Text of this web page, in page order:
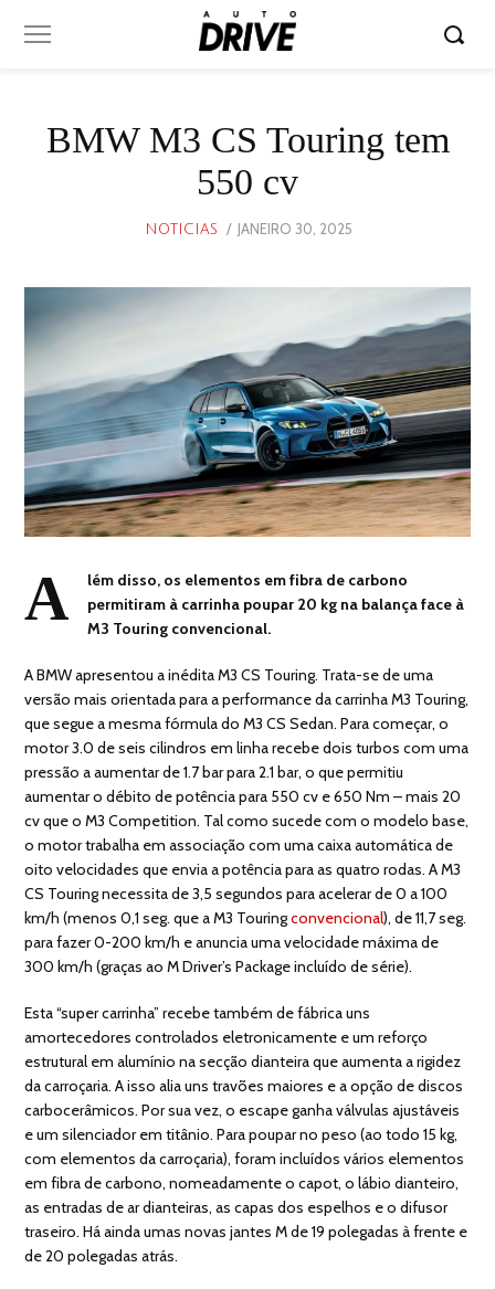
BMW M3 CS Touring tem
550 cv
NOTICIAS
POSTED
JANEIRO 30, 2025
A
lém disso, os elementos em fibra de carbono
permitiram à carrinha poupar 20 kg na balança face à
M3 Touring convencional.
A BMW apresentou a inédita M3 CS Touring. Trata-se de uma
versão mais orientada para a performance da carrinha M3 Touring,
que segue a mesma fórmula do M3 CS Sedan. Para começar, o
motor 3.0 de seis cilindros em linha recebe dois turbos com uma
pressão a aumentar de 1.7 bar para 2.1 bar, o que permitiu
aumentar o débito de potência para 550 cv e 650 Nm – mais 20
cv que o M3 Competition. Tal como sucede com o modelo base,
o motor trabalha em associação com uma caixa automática de
oito velocidades que envia a potência para as quatro rodas. A M3
CS Touring necessita de 3,5 segundos para acelerar de 0 a 100
km/h (menos 0,1 seg. que a M3 Touringconvencional), de 11,7 seg.
para fazer 0-200 km/h e anuncia uma velocidade máxima de
300 km/h (graças ao M Driver’s Package incluído de série).
Esta “super carrinha” recebe também de fábrica uns
amortecedores controlados eletronicamente e um reforço
estrutural em alumínio na secção dianteira que aumenta a rigidez
da carroçaria. A isso alia uns travões maiores e a opção de discos
carbocerâmicos. Por sua vez, o escape ganha válvulas ajustáveis
e um silenciador em titânio. Para poupar no peso (ao todo 15 kg,
com elementos da carroçaria), foram incluídos vários elementos
em fibra de carbono, nomeadamente o capot, o lábio dianteiro,
as entradas de ar dianteiras, as capas dos espelhos e o difusor
traseiro. Há ainda umas novas jantes M de 19 polegadas à frente e
de 20 polegadas atrás.